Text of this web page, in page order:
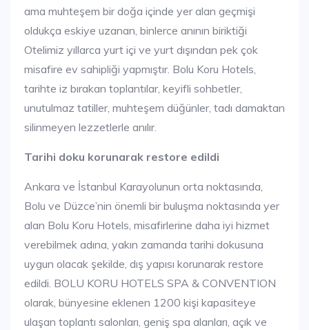
ama muhteşem bir doğa içinde yer alan geçmişi
oldukça eskiye uzanan, binlerce anının biriktiği
Otelimiz yıllarca yurt içi ve yurt dışından pek çok
misafire ev sahipliği yapmıştır. Bolu Koru Hotels,
tarihte iz bırakan toplantılar, keyifli sohbetler,
unutulmaz tatiller, muhteşem düğünler, tadı damaktan
silinmeyen lezzetlerle anılır.
Tarihi doku korunarak restore edildi
Ankara ve İstanbul Karayolunun orta noktasında,
Bolu ve Düzce’nin önemli bir buluşma noktasında yer
alan Bolu Koru Hotels, misafirlerine daha iyi hizmet
verebilmek adına, yakın zamanda tarihi dokusuna
uygun olacak şekilde, dış yapısı korunarak restore
edildi. BOLU KORU HOTELS SPA & CONVENTION
olarak, bünyesine eklenen 1200 kişi kapasiteye
ulaşan toplantı salonları, geniş spa alanları, açık ve